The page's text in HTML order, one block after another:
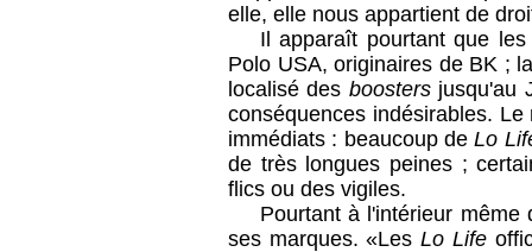
elle, elle nous appartient de
Il apparaît pourtant que
Polo USA, originaires de BK ;
localisé des boostersjusqu'au
conséquences indésirables.
immédiats : beaucoup deLo
de très longues peines ;
flics ou des vigiles.
Pourtant à l'intérieur
ses marques. «LesLo Life